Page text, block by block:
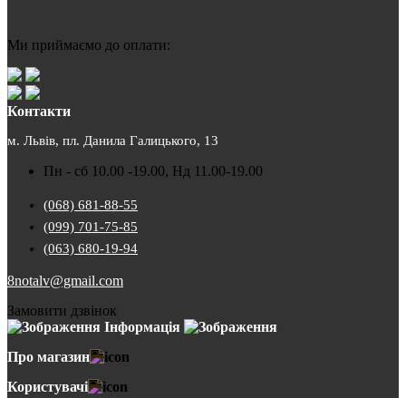
Ми приймаємо до оплати:
Контакти
м. Львів, пл. Данила Галицького, 13
Пн - сб 10.00 -19.00, Нд 11.00-19.00
(068) 681-88-55
(099) 701-75-85
(063) 680-19-94
8notalv@gmail.com
Замовити дзвінок
Інформація
Про магазин
Користувачі